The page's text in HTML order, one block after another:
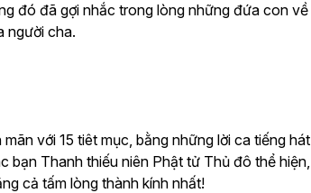
đó đã gợi nhắc trong lòng những đứa con về
người cha.
với 15 tiêt mục, bằng những lời ca tiếng hát
bạn Thanh thiếu niên Phật tử Thủ đô thể hiện,
cả tấm lòng thành kính nhất!